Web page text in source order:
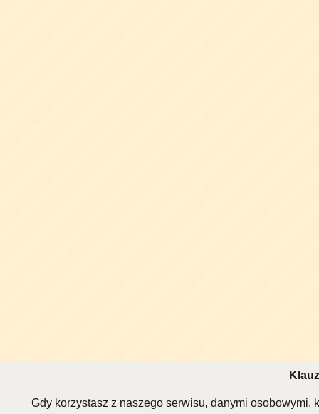
Gdy korzystasz z naszego serwisu, danymi osobowymi,